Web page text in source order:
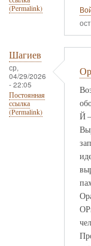
(Permalink)
Шагиев
ср,
04/29/2026
- 22:05
Постоянная
ссылка
(Permalink)
Й